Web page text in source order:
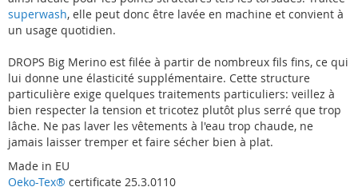
superwash, elle peut donc être lavée en machine et convient à
un usage quotidien.
DROPS Big Merino est filée à partir de nombreux fils fins, ce qui
lui donne une élasticité supplémentaire. Cette structure
particulière exige quelques traitements particuliers: veillez à
bien respecter la tension et tricotez plutôt plus serré que trop
lâche. Ne pas laver les vêtements à l'eau trop chaude, ne
jamais laisser tremper et faire sécher bien à plat.
Made in EU
Oeko-Tex® certificate 25.3.0110